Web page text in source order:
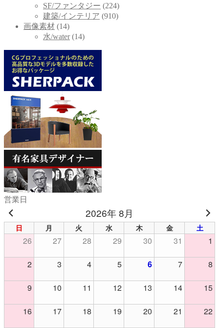
SF/ファンタジー (224)
建築/インテリア (910)
画像素材 (14)
水/water (14)
営業日
2026年 8月
日 月 火 水 木 金 土
26 27 28 29 30 31 1
2 3 4 5 6 7 8
9 10 11 12 13 14 15
16 17 18 19 20 21 22